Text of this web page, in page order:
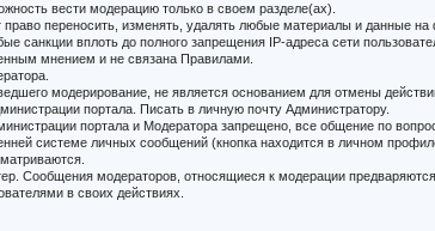
вести модерацию только в своем разделе(ах).
переносить, изменять, удалять любые материалы и данные
санкции вплоть до полного запрещения IP-адреса сети
мнением и не связана Правилами.
модерирование, не является основанием для отмены
портала. Писать в личную почту Администратору.
портала и Модератора запрещено, все общение по
системе личных сообщений (кнопка находится в личном
Сообщения модераторов, относящиеся к модерации
в своих действиях.